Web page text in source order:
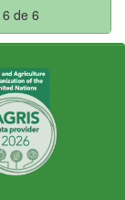
de 6